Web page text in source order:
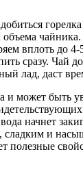
вплоть до
сразу. Чай
лад, даст
может быть
начнет
и
полезные